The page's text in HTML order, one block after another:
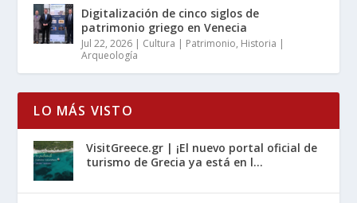
Digitalización de cinco siglos de
patrimonio griego en Venecia
Jul 22, 2026 | Cultura | Patrimonio, Historia |
Arqueología
LO MÁS VISTO
VisitGreece.gr | ¡El nuevo portal oficial de
turismo de Grecia ya está en l...